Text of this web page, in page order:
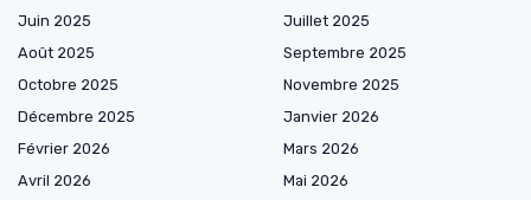
Juin 2025
Juillet 2025
Août 2025
Septembre 2025
Octobre 2025
Novembre 2025
Décembre 2025
Janvier 2026
Février 2026
Mars 2026
Avril 2026
Mai 2026